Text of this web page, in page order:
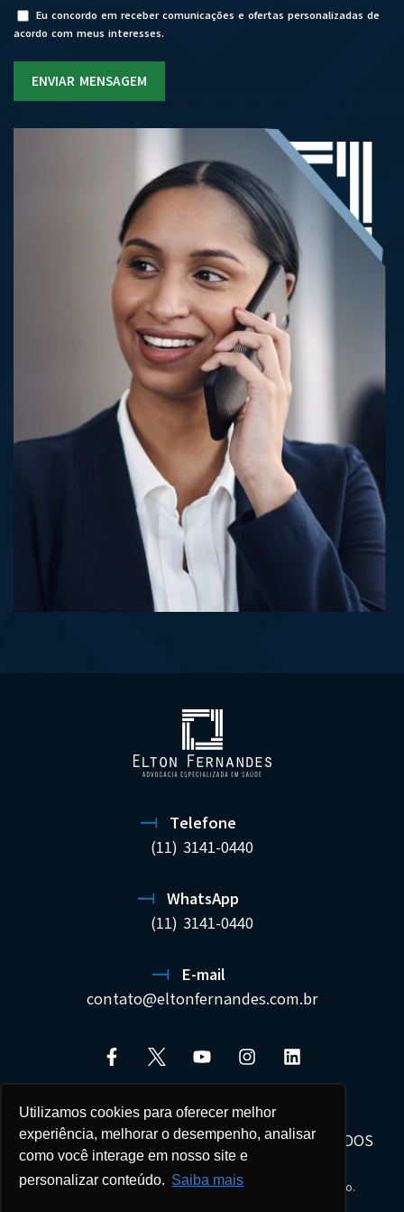
Utilizamos cookies para oferecer melhor
experiência, melhorar o desempenho, analisar
como você interage em nosso site e
personalizar conteúdo. Saiba mais
Eu concordo em receber comunicações e ofertas personalizadas de
acordo com meus interesses.
ENVIAR MENSAGEM
Telefone
(11) 3141-0440
WhatsApp
(11) 3141-0440
E-mail
contato@eltonfernandes.com.br
ELTON FERNANDES SOCIEDADE DE ADVOGADOS
22.692.544/0001-02
Seus dados estão protegidos e tratados com sigilo.